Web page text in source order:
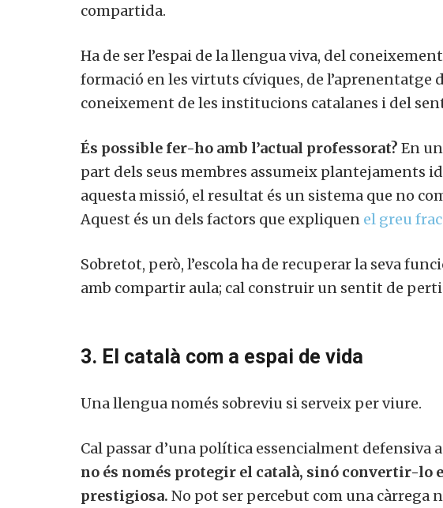
compartida.
Ha de ser l’espai de la llengua viva, del
formació en les virtuts cíviques, de l’aprenentatge
coneixement de les institucions catalanes i del
És possible fer-ho amb l’actual professorat? En
part dels seus membres assumeix plantejaments
aquesta missió, el resultat és un sistema que no
Aquest és un dels factors que expliquen el greu
Sobretot, però, l’escola ha de recuperar la seva
amb compartir aula; cal construir un sentit de
3. El català com a espai de vida
Una llengua només sobreviu si serveix per viure.
Cal passar d’una política essencialment defensiva
no és només protegir el català, sinó convertir-lo
prestigiosa. No pot ser percebut com una càrrega